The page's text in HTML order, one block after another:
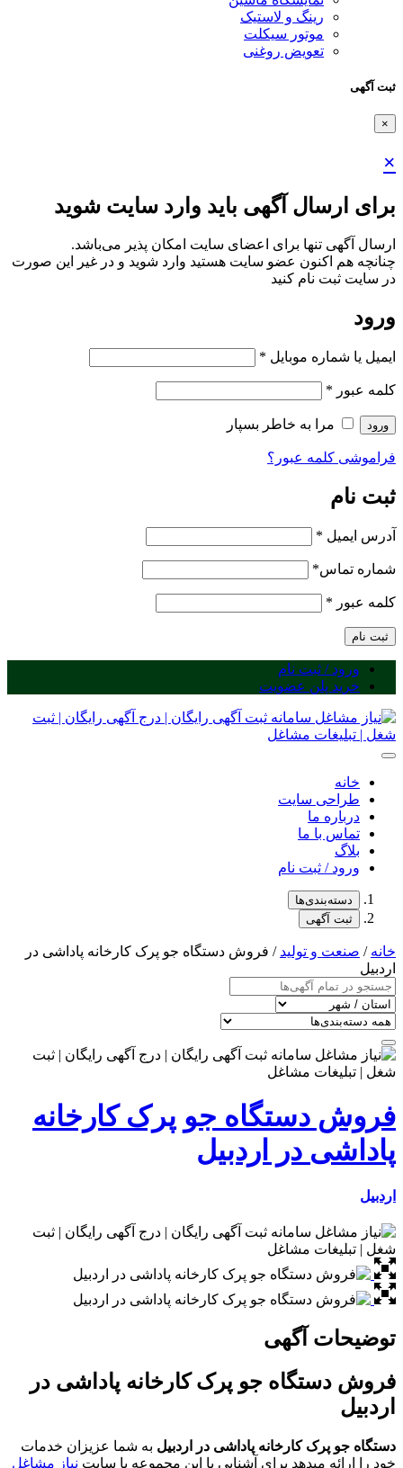
رینگ و لاستیک
موتور سیکلت
تعویض روغنی
ثبت آگهی
×
×
برای ارسال آگهی باید وارد سایت شوید
ارسال آگهی تنها برای اعضای سایت امکان پذیر می‌باشد.
چنانچه هم‌ اکنون عضو سایت هستید وارد شوید و در غیر این صورت
در سایت ثبت نام کنید
ورود
ایمیل یا شماره موبایل *
کلمه عبور *
ورود مرا به خاطر بسپار
فراموشی کلمه عبور؟
ثبت نام
آدرس ایمیل *
شماره تماس*
کلمه عبور *
ثبت نام
ورود / ثبت نام
خرید پلن عضویت
خانه
طراحی سایت
درباره ما
تماس با ما
بلاگ
ورود / ثبت نام
دسته‌بندی‌ها
ثبت آگهی
خانه/ صنعت و تولید/ فروش دستگاه جو پرک کارخانه پاداشی در
اردبیل
فروش دستگاه جو پرک کارخانه
پاداشی در اردبیل
اردبیل
توضیحات آگهی
فروش دستگاه جو پرک کارخانه پاداشی در
اردبیل
دستگاه جو پرک کارخانه پاداشی در اردبیل به شما عزیزان خدمات
خود را ارائه میدهد برای آشنایی با این مجموعه با سایت نیاز مشاغل